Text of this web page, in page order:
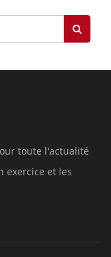
toute l'actualité
exercice et les